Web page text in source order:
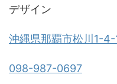
デザイン
沖縄県那覇市松川1-4-
098-987-0697